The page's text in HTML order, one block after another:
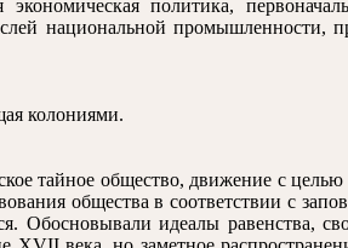
экономическая политика,
национальной промышленности,
колониями.
тайное общество, движение с
общества в соответствии с
Обосновывали идеалы равенства,